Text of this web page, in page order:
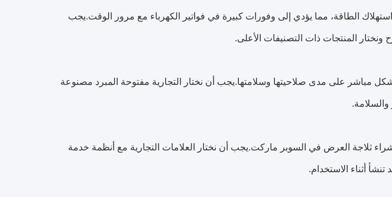
الطاقة، مما يؤدي إلى وفورات كبيرة في فواتير الكهرباء مع مرور الوقت.يجب
ونختار المنتجات ذات التصنيفات الأعلى.
مباشر على مدى صلاحيتها وسلامتها.يجب أن نختار التجارية مفتوحة المبرد مصنوعة
والسلامة.
ثلاجة العرض في السوبر ماركت.يجب أن نختار العلامات التجارية مع أنظمة خدمة
أثناء الاستخدام.